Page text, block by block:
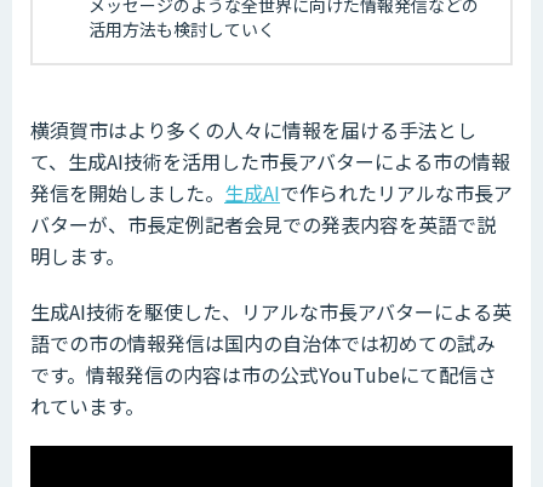
活用方法も検討していく
横須賀市はより多くの人々に情報を届ける手法とし
て、生成AI技術を活用した市長アバターによる市の情報
発信を開始しました。 生成AIで作られたリアルな市長ア
バターが、市長定例記者会見での発表内容を英語で説
明します。
生成AI技術を駆使した、リアルな市長アバターによる英
語での市の情報発信は国内の自治体では初めての試み
です。情報発信の内容は市の公式YouTubeにて配信さ
れています。